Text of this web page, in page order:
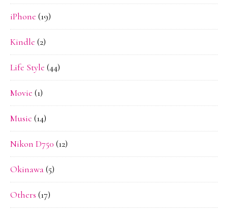
iPhone (19)
Kindle (2)
Life Style (44)
Movie (1)
Music (14)
Nikon D750 (12)
Okinawa(5)
Others (17)